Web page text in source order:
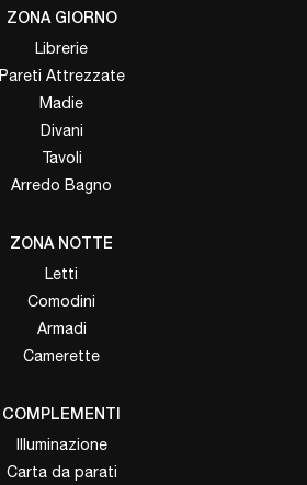
ZONA GIORNO
Librerie
Pareti Attrezzate
Madie
Divani
Tavoli
Arredo Bagno
ZONA NOTTE
Letti
Comodini
Armadi
Camerette
COMPLEMENTI
Illuminazione
Carta da parati